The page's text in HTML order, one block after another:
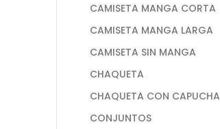
CAMISETA MANGA CORTA
CAMISETA MANGA LARGA
CAMISETA SIN MANGA
CHAQUETA
CHAQUETA CON CAPUCHA
CONJUNTOS